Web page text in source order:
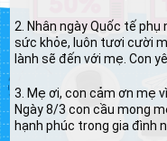
2. Nhân ngày Quốc tế
sức khỏe, luôn tươi cười
lành sẽ đến với mẹ. Con
3. Mẹ ơi, con cảm ơn mẹ
Ngày 8/3 con cầu mong
hạnh phúc trong gia đình